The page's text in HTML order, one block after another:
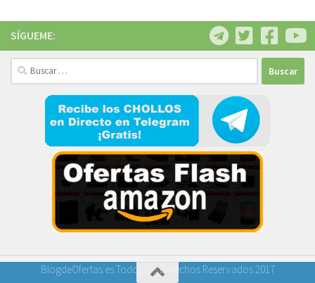
SÍGUEME:
Buscar:
BlogdeOfertas.es Todos los Derechos Reservados 2017